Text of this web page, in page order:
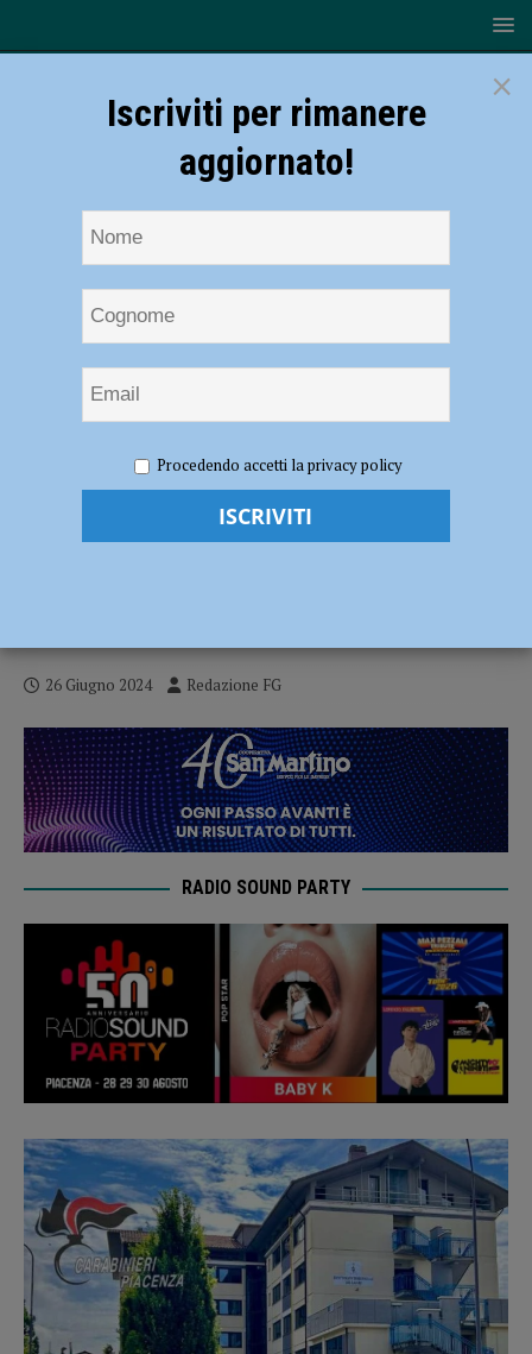
carabinieri: contributi evasi per oltre 1,2 milioni di euro, nei guai i
titolari di due aziende
Controlli dei carabinieri: contributi evasi
26 Giugno 2024 Redazione FG
RADIO SOUND PARTY
×
Iscriviti per rimanere
aggiornato!
Procedendo accetti la privacy policy